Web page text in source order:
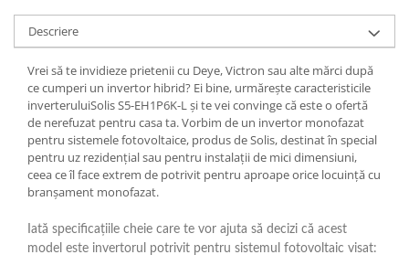
Descriere
Vrei să te invidieze prietenii cu Deye, Victron sau alte mărci după
ce cumperi un invertor hibrid? Ei bine, urmărește caracteristicile
inverteruluiSolis S5-EH1P6K-L și te vei convinge că este o ofertă
de nerefuzat pentru casa ta. Vorbim de un invertor monofazat
pentru sistemele fotovoltaice, produs de Solis, destinat în special
pentru uz rezidențial sau pentru instalații de mici dimensiuni,
ceea ce îl face extrem de potrivit pentru aproape orice locuință cu
branșament monofazat.
Iată specificațiile cheie care te vor ajuta să decizi că acest
model este invertorul potrivit pentru sistemul fotovoltaic visat: